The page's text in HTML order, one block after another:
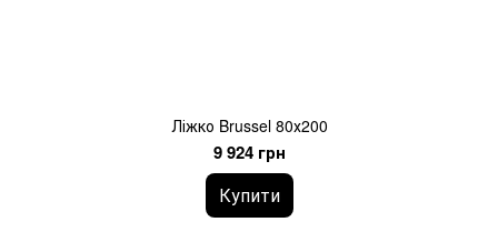
Ліжко Brussel 80х200
9 924 грн
Купити